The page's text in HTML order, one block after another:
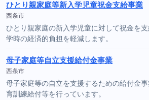
ひとり親家庭等新入学児童祝金支給事業
西条市
ひとり親家庭の新入学児童に対して祝金を
学時の経済的負担を軽減します。
母子家庭等自立支援給付金事業
西条市
母子家庭等の自立を支援するための給付金
育訓練給付等を行っています。